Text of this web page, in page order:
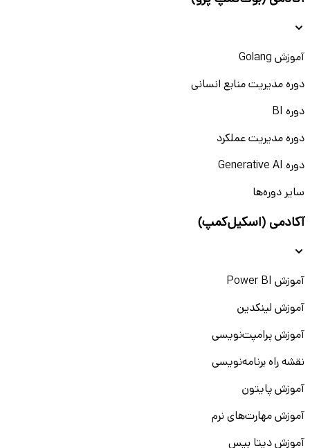
آموزش Golang
دوره مدیریت منابع انسانی
دوره BI
دوره مدیریت عملکرد
دوره Generative AI
سایر دوره‌ها
آکادمی (اسکیل‌کمپ)
آموزش Power BI
آموزش لینکدین
آموزش پرامپت‌نویسی
نقشه راه برنامه‌نویسی
آموزش پایتون
آموزش مهارت‌های نرم
آموزش دیتا بیس